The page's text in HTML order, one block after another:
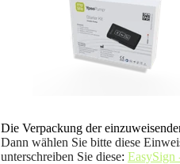
Die Verpackung der
Dann wählen Sie bitte diese
unterschreiben Sie diese: EasySign